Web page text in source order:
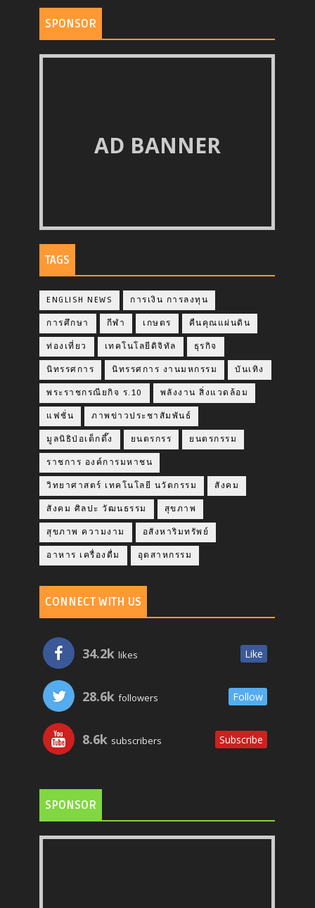
SPONSOR
AD BANNER
TAGS
ENGLISH NEWS การเงิน การลงทุน
การศึกษา กีฬา เกษตร คืนคุณแผ่นดิน
ท่องเที่ยว เทคโนโลยีดิจิทัล ธุรกิจ
นิทรรศการ นิทรรศการ งานมหกรรม บันเทิง
พระราชกรณียกิจ ร.10 พลังงาน สิ่งแวดล้อม
แฟชั่น ภาพข่าวประชาสัมพันธ์
มูลนิธิป่อเต็กตึ๊ง ยนตรกรร ยนตรกรรม
ราชการ องค์การมหาชน
วิทยาศาสตร์ เทคโนโลยี นวัตกรรม สังคม
สังคม ศิลปะ วัฒนธรรม สุขภาพ
สุขภาพ ความงาม อสังหาริมทรัพย์
อาหาร เครื่องดื่ม อุตสาหกรรม
CONNECT WITH US
34.2k likes Like
28.6k followers Follow
8.6k subscribers Subscribe
SPONSOR